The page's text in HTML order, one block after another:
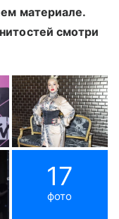
материале.
смотри
17
фото